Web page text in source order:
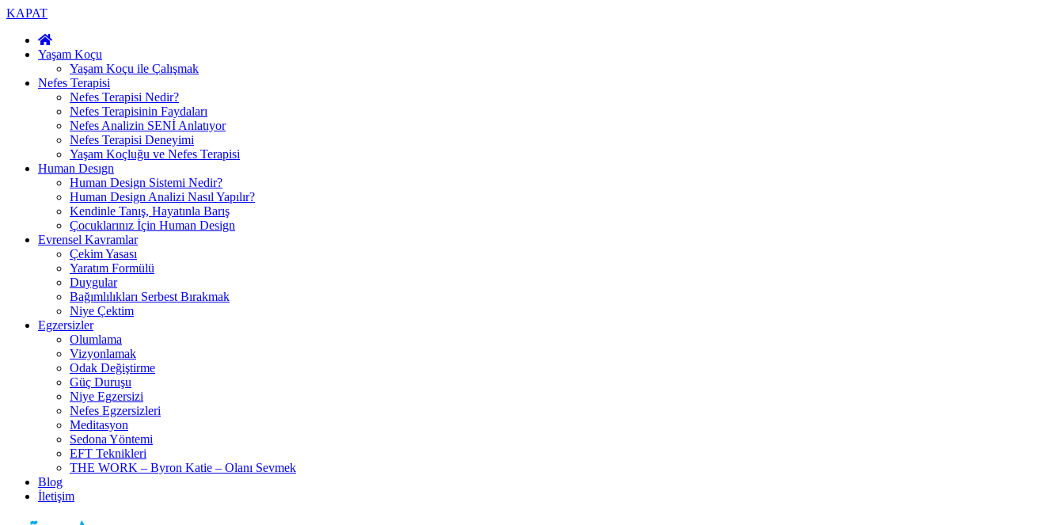
KAPAT
Yaşam Koçu
Yaşam Koçu ile Çalışmak
Nefes Terapisi
Nefes Terapisi Nedir?
Nefes Terapisinin Faydaları
Nefes Analizin SENİ Anlatıyor
Nefes Terapisi Deneyimi
Yaşam Koçluğu ve Nefes Terapisi
Human Desıgn
Human Design Sistemi Nedir?
Human Design Analizi Nasıl Yapılır?
Kendinle Tanış, Hayatınla Barış
Çocuklarınız İçin Human Design
Evrensel Kavramlar
Çekim Yasası
Yaratım Formülü
Duygular
Bağımlılıkları Serbest Bırakmak
Niye Çektim
Egzersizler
Olumlama
Vizyonlamak
Odak Değiştirme
Güç Duruşu
Niye Egzersizi
Nefes Egzersizleri
Meditasyon
Sedona Yöntemi
EFT Teknikleri
THE WORK – Byron Katie – Olanı Sevmek
Blog
İletişim